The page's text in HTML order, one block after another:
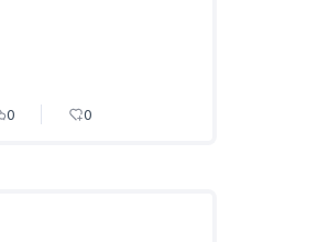
0 0